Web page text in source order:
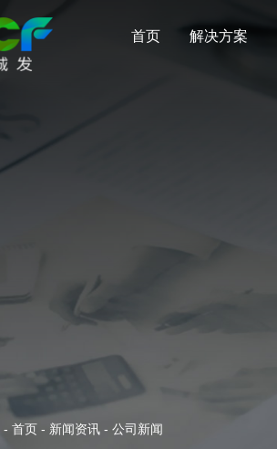
首页 解决方案
- 首页 - 新闻资讯 - 公司新闻